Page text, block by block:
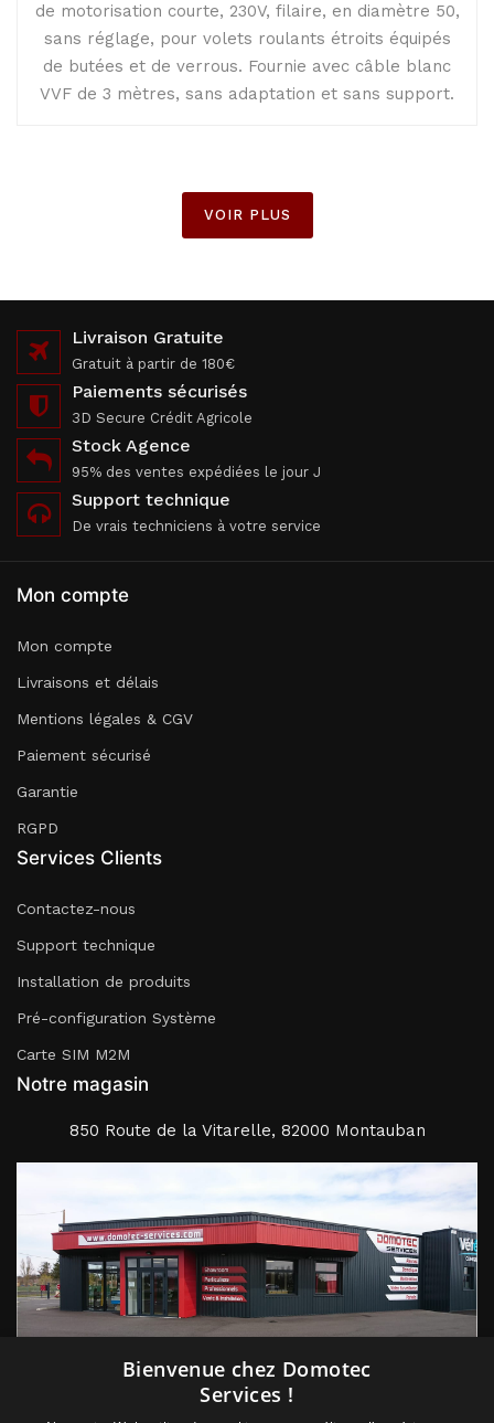
de motorisation courte, 230V, filaire, en diamètre 50,
sans réglage, pour volets roulants étroits équipés
de butées et de verrous. Fournie avec câble blanc
VVF de 3 mètres, sans adaptation et sans support.
VOIR PLUS
Livraison Gratuite
Gratuit à partir de 180€
Paiements sécurisés
3D Secure Crédit Agricole
Stock Agence
95% des ventes expédiées le jour J
Support technique
De vrais techniciens à votre service
Mon compte
Mon compte
Livraisons et délais
Mentions légales & CGV
Paiement sécurisé
Garantie
RGPD
Services Clients
Contactez-nous
Support technique
Installation de produits
Pré-configuration Système
Carte SIM M2M
Notre magasin
850 Route de la Vitarelle, 82000 Montauban
Suivez nous
Bienvenue chez Domotec
Services !